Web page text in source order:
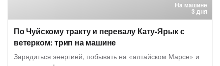
На машине
3 дня
По Чуйскому тракту и перевалу Кату-Ярык с
ветерком: трип на машине
Зарядиться энергией, побывать на «алтайском Марсе» и